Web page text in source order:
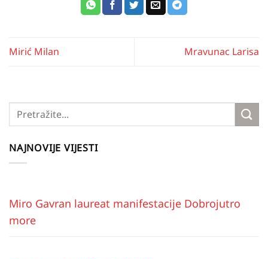
Mirić Milan Mravunac Larisa
NAJNOVIJE VIJESTI
Miro Gavran laureat manifestacije Dobrojutro
more